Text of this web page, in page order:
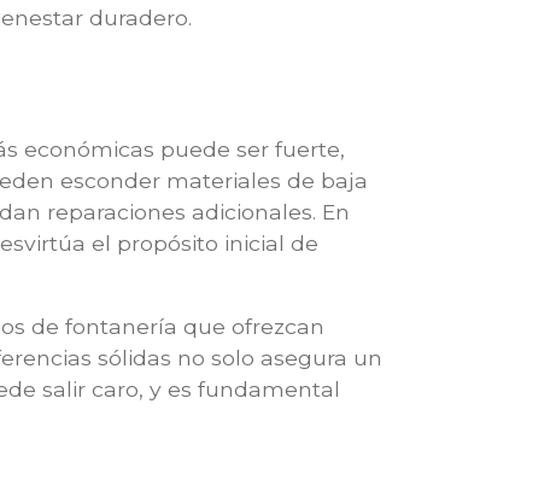
duradero.
económicas puede ser fuerte,
esconder materiales de baja
reparaciones adicionales. En
el propósito inicial de
de fontanería que ofrezcan
sólidas no solo asegura un
salir caro, y es fundamental